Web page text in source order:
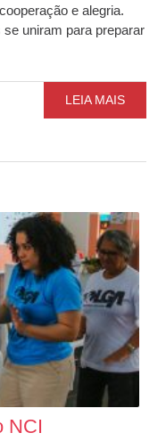
e alegria.
uniram para preparar
LEIA MAIS
NCI